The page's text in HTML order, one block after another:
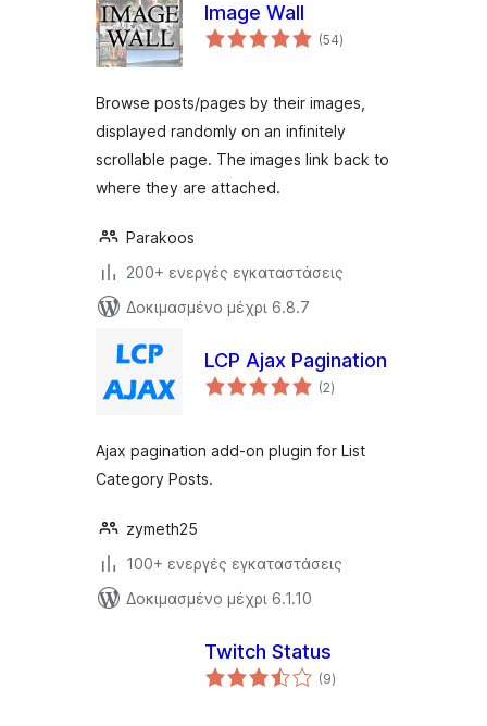
Image Wall
(54αξιολογήσεις
σύνολο
)
Browse posts/pages by their images,
displayed randomly on an infinitely
scrollable page. The images link back to
where they are attached.
Parakoos
200+ ενεργές εγκαταστάσεις
Δοκιμασμένο μέχρι 6.8.7
LCP Ajax Pagination
(2αξιολογήσεις
σύνολο
)
Ajax pagination add-on plugin for List
Category Posts.
zymeth25
100+ ενεργές εγκαταστάσεις
Δοκιμασμένο μέχρι 6.1.10
Twitch Status
(9αξιολογήσεις
σύνολο
)